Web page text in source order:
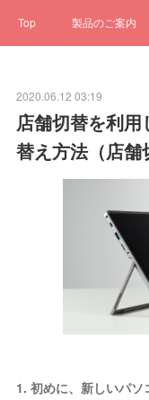
Top 製品のご案内
クローゼット
2020.06.12 03:19
店舗切替を利
替え方法（店舗
1. 初めに、新しいパ